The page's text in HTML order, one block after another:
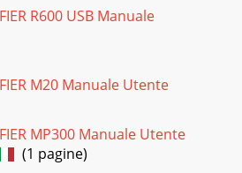
R600 USB Manuale
M20 Manuale Utente
MP300 Manuale Utente
(1 pagine)